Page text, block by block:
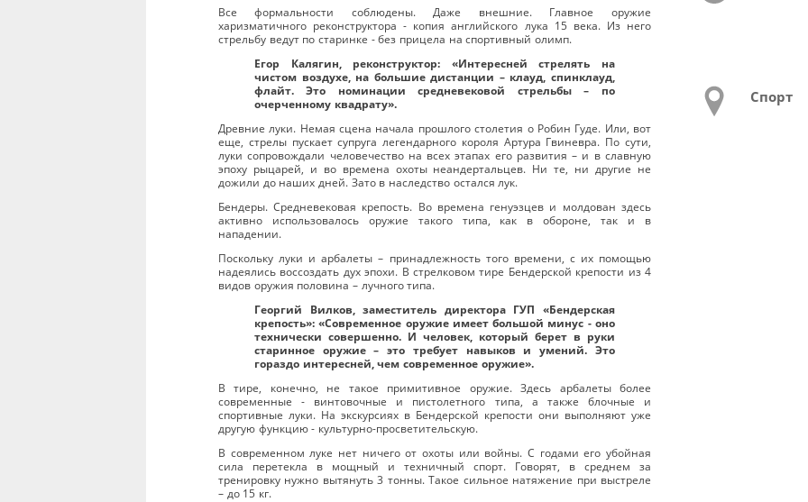
Все формальности соблюдены. Даже внешние. Главное оружие
харизматичного реконструктора - копия английского лука 15 века. Из него
стрельбу ведут по старинке - без прицела на спортивный олимп.
Егор Калягин, реконструктор: «Интересней стрелять на
чистом воздухе, на большие дистанции – клауд, спинклауд,
флайт. Это номинации средневековой стрельбы – по
очерченному квадрату».
Древние луки. Немая сцена начала прошлого столетия о Робин Гуде. Или, вот
еще, стрелы пускает супруга легендарного короля Артура Гвиневра. По сути,
луки сопровождали человечество на всех этапах его развития – и в славную
эпоху рыцарей, и во времена охоты неандертальцев. Ни те, ни другие не
дожили до наших дней. Зато в наследство остался лук.
Бендеры. Средневековая крепость. Во времена генуэзцев и молдован здесь
активно использовалось оружие такого типа, как в обороне, так и в
нападении.
Поскольку луки и арбалеты – принадлежность того времени, с их помощью
надеялись воссоздать дух эпохи. В стрелковом тире Бендерской крепости из 4
видов оружия половина – лучного типа.
Георгий Вилков, заместитель директора ГУП «Бендерская
крепость»: «Современное оружие имеет большой минус - оно
технически совершенно. И человек, который берет в руки
старинное оружие – это требует навыков и умений. Это
гораздо интересней, чем современное оружие».
В тире, конечно, не такое примитивное оружие. Здесь арбалеты более
современные - винтовочные и пистолетного типа, а также блочные и
спортивные луки. На экскурсиях в Бендерской крепости они выполняют уже
другую функцию - культурно-просветительскую.
В современном луке нет ничего от охоты или войны. С годами его убойная
сила перетекла в мощный и техничный спорт. Говорят, в среднем за
тренировку нужно вытянуть 3 тонны. Такое сильное натяжение при выстреле
– до 15 кг.
Спорт